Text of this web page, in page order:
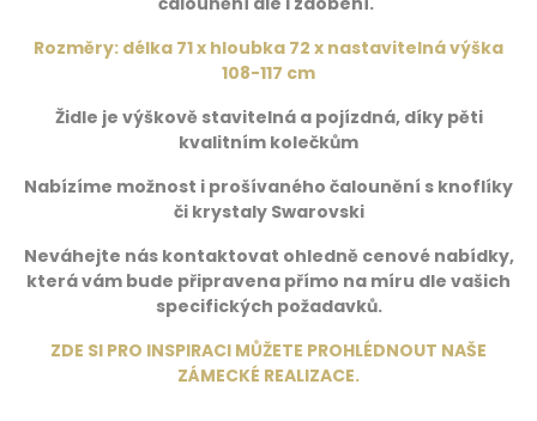
Rozměry: délka 71 x hloubka 72 x nastavitelná výška
108-117 cm
Židle je výškově stavitelná a pojízdná, díky pěti
kvalitním kolečkům
Nabízíme možnost i prošívaného čalounění s knoflíky
či krystaly Swarovski
Neváhejte nás kontaktovat ohledně cenové nabídky,
která vám bude připravena přímo na míru dle vašich
specifických požadavků.
ZDE SI PRO INSPIRACI MŮŽETE PROHLÉDNOUT NAŠE
ZÁMECKÉ REALIZACE.